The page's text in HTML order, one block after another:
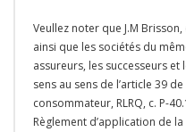
Veullez noter que J.M
ainsi que les sociétés du
assureurs, les successeurs
sens au sens de l’article 39
consommateur, RLRQ, c. P-
Règlement d’application de